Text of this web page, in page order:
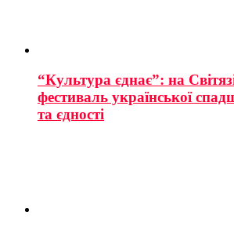
“Культура єднає”: на
фестиваль української
та єдності